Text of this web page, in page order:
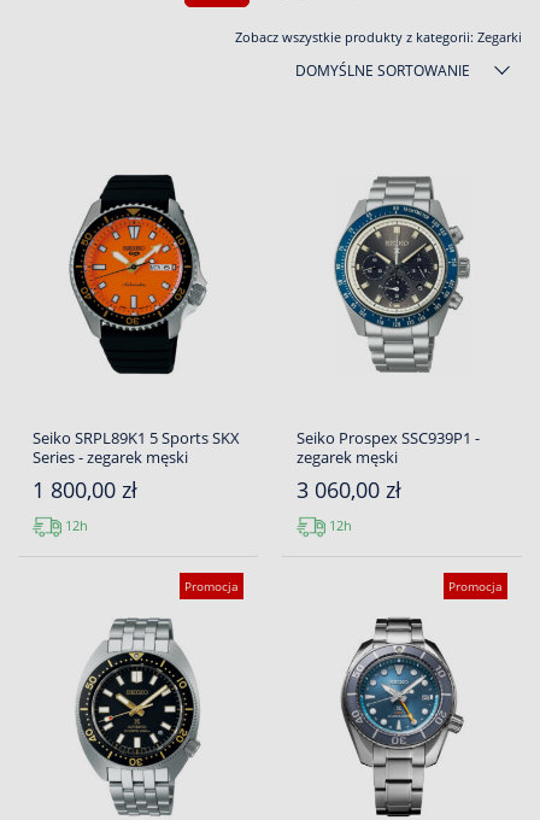
Zobacz wszystkie produkty z kategorii: Zegarki
DOMYŚLNE SORTOWANIE
Seiko SRPL89K1 5 Sports SKX
Series - zegarek męski
1 800,00 zł
12h
Seiko Prospex SSC939P1 -
zegarek męski
3 060,00 zł
12h
Promocja Promocja